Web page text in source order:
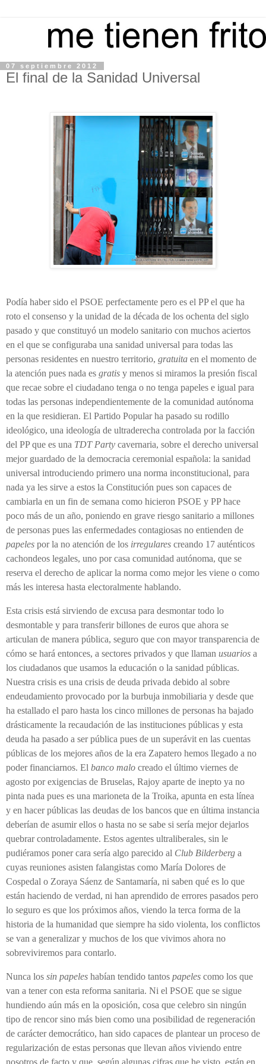
07 septiembre 2012
El final de la Sanidad Universal
Podía haber sido el PSOE perfectamente pero es el PP el que ha
roto el consenso y la unidad de la década de los ochenta del siglo
pasado y que constituyó un modelo sanitario con muchos aciertos
en el que se configuraba una sanidad universal para todas las
personas residentes en nuestro territorio, gratuita en el momento de
la atención pues nada es gratis y menos si miramos la presión fiscal
que recae sobre el ciudadano tenga o no tenga papeles e igual para
todas las personas independientemente de la comunidad autónoma
en la que residieran. El Partido Popular ha pasado su rodillo
ideológico, una ideología de ultraderecha controlada por la facción
del PP que es una TDT Party cavernaria, sobre el derecho universal
mejor guardado de la democracia ceremonial española: la sanidad
universal introduciendo primero una norma inconstitucional, para
nada ya les sirve a estos la Constitución pues son capaces de
cambiarla en un fin de semana como hicieron PSOE y PP hace
poco más de un año, poniendo en grave riesgo sanitario a millones
de personas pues las enfermedades contagiosas no entienden de
papeles por la no atención de los irregulares creando 17 auténticos
cachondeos legales, uno por casa comunidad autónoma, que se
reserva el derecho de aplicar la norma como mejor les viene o como
más les interesa hasta electoralmente hablando.
Esta crisis está sirviendo de excusa para desmontar todo lo
desmontable y para transferir billones de euros que ahora se
articulan de manera pública, seguro que con mayor transparencia de
cómo se hará entonces, a sectores privados y que llaman usuarios a
los ciudadanos que usamos la educación o la sanidad públicas.
Nuestra crisis es una crisis de deuda privada debido al sobre
endeudamiento provocado por la burbuja inmobiliaria y desde que
ha estallado el paro hasta los cinco millones de personas ha bajado
drásticamente la recaudación de las instituciones públicas y esta
deuda ha pasado a ser pública pues de un superávit en las cuentas
públicas de los mejores años de la era Zapatero hemos llegado a no
poder financiarnos. El banco malo creado el último viernes de
agosto por exigencias de Bruselas, Rajoy aparte de inepto ya no
pinta nada pues es una marioneta de la Troika, apunta en esta línea
y en hacer públicas las deudas de los bancos que en última instancia
deberían de asumir ellos o hasta no se sabe si sería mejor dejarlos
quebrar controladamente. Estos agentes ultraliberales, sin le
pudiéramos poner cara sería algo parecido al Club Bilderberg a
cuyas reuniones asisten falangistas como María Dolores de
Cospedal o Zoraya Sáenz de Santamaría, ni saben qué es lo que
están haciendo de verdad, ni han aprendido de errores pasados pero
lo seguro es que los próximos años, viendo la terca forma de la
historia de la humanidad que siempre ha sido violenta, los conflictos
se van a generalizar y muchos de los que vivimos ahora no
sobreviviremos para contarlo.
Nunca los sin papeles habían tendido tantos papeles como los que
van a tener con esta reforma sanitaria. Ni el PSOE que se sigue
hundiendo aún más en la oposición, cosa que celebro sin ningún
tipo de rencor sino más bien como una posibilidad de regeneración
de carácter democrático, han sido capaces de plantear un proceso de
regularización de estas personas que llevan años viviendo entre